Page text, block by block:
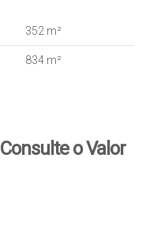
352 m²
834 m²
Consulte o Valor